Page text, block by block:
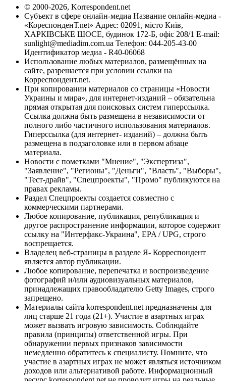
© 2000-2026, Korrespondent.net
Субъект в сфере онлайн-медиа Название онлайн-медиа -
«КореспонденТ.net» Адрес: 02091, місто Київ,
ХАРКІВСЬКЕ ШОСЕ, будинок 172-Б, офіс 208/1 E-mail:
sunlight@mediadim.com.ua Телефон: 044-205-43-00
Идентификатор медиа - R40-06068
Использование любых материалов, размещённых на
сайте, разрешается при условии ссылки на
Корреспондент.net.
При копировании материалов со страницы «Новости
Украины и мира», для интернет-изданий – обязательна
прямая открытая для поисковых систем гиперссылка.
Ссылка должна быть размещена в независимости от
полного либо частичного использования материалов.
Гиперссылка (для интернет- изданий) – должна быть
размещена в подзаголовке или в первом абзаце
материала.
Новости с пометками "Мнение", "Экспертиза",
"Заявление", "Регионы", "Деньги", "Власть", "Выборы",
"Тест-драйв", "Спецпроекты", "Промо" публикуются на
правах рекламы.
Раздел Спецпроекты создается совместно с
коммерческими партнерами.
Любое копирование, публикация, републикация и
другое распространение информации, которое содержит
ссылку на "Интерфакс-Украина", EPA / UPG, строго
воспрещается.
Владелец веб-страницы в разделе Я- Корреспондент
является автор публикации.
Любое копирование, перепечатка и воспроизведение
фотографий и/или аудиовизуальных материалов,
принадлежащих правообладателю Getty Images, строго
запрещено.
Материалы сайта korrespondent.net предназначены для
лиц старше 21 года (21+). Участие в азартных играх
может вызвать игровую зависимость. Соблюдайте
правила (принципы) ответственной игры. При
обнаружении первых признаков зависимости
немедленно обратитесь к специалисту. Помните, что
участие в азартных играх не может являться источником
доходов или альтернативой работе. Информационный